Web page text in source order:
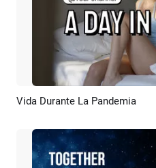
Previsualizar
Vida Durante La Pandemia